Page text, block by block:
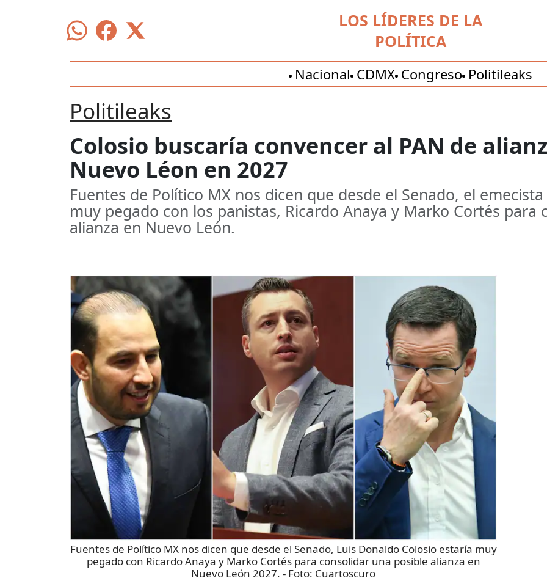
LOS LÍDERES DE LA
POLÍTICA
Nacional CDMX Congreso Politileaks
Politileaks
Colosio buscaría convencer al PAN de
Nuevo Léon en 2027
Fuentes de Político MX nos dicen que desde el Senado, el
muy pegado con los panistas, Ricardo Anaya y Marko Cortés para
alianza en Nuevo León.
Fuentes de Político MX nos dicen que desde el Senado, Luis Donaldo Colosio estaría muy
pegado con Ricardo Anaya y Marko Cortés para consolidar una posible alianza en
Nuevo León 2027. - Foto: Cuartoscuro